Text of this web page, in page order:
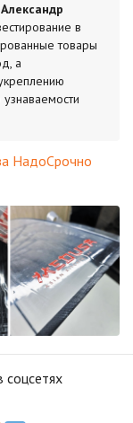
Александр
в
товары
а
НадоСрочно
соцсетях